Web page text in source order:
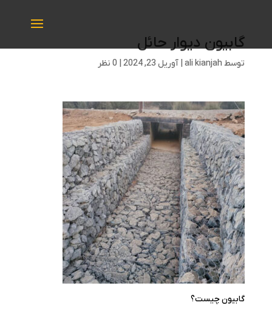
گابیون دیوار حائل
توسط ali kianjah
| آوریل 23, 2024 | 0 نظر
گابیون چیست؟